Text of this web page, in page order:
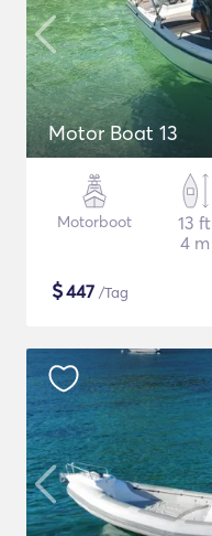
Motor Boat 13
Motorboot
13 ft
4 m
$447 /Tag